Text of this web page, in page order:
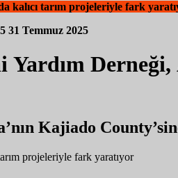
kalıcı tarım projeleriyle fark
31 Temmuz 2025
Kajiado